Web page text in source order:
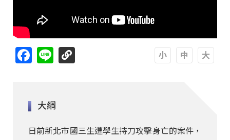
Facebook
Line
大綱
日前新北市國三生遭學生持刀攻擊身亡的案件，